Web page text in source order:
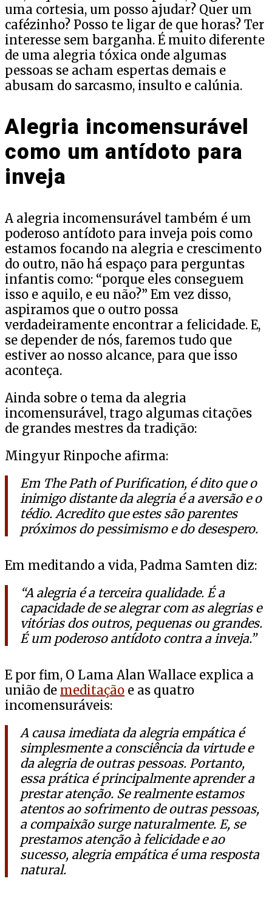
uma cortesia, um posso ajudar? Quer um
cafézinho? Posso te ligar de que horas? Ter
interesse sem barganha. É muito diferente
de uma alegria tóxica onde algumas
pessoas se acham espertas demais e
abusam do sarcasmo, insulto e calúnia.
Alegria incomensurável
como um antídoto para
inveja
A alegria incomensurável também é um
poderoso antídoto para inveja pois como
estamos focando na alegria e crescimento
do outro, não há espaço para perguntas
infantis como: “porque eles conseguem
isso e aquilo, e eu não?” Em vez disso,
aspiramos que o outro possa
verdadeiramente encontrar a felicidade. E,
se depender de nós, faremos tudo que
estiver ao nosso alcance, para que isso
aconteça.
Ainda sobre o tema da alegria
incomensurável, trago algumas citações
de grandes mestres da tradição:
Mingyur Rinpoche afirma:
Em The Path of Purification, é dito que o
inimigo distante da alegria é a aversão e o
tédio. Acredito que estes são parentes
próximos do pessimismo e do desespero.
Em meditando a vida, Padma Samten diz:
“A alegria é a terceira qualidade. É a
capacidade de se alegrar com as alegrias e
vitórias dos outros, pequenas ou grandes.
É um poderoso antídoto contra a inveja.”
E por fim, O Lama Alan Wallace explica a
união de meditação e as quatro
incomensuráveis:
A causa imediata da alegria empática é
simplesmente a consciência da virtude e
da alegria de outras pessoas. Portanto,
essa prática é principalmente aprender a
prestar atenção. Se realmente estamos
atentos ao sofrimento de outras pessoas,
a compaixão surge naturalmente. E, se
prestamos atenção à felicidade e ao
sucesso, alegria empática é uma resposta
natural.